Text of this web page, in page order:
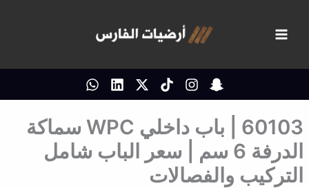
المحتوى
60103 | باب داخلي WPC سماكة
الدرفة 6 سم | سعر الباب شامل
التركيب والفصالات